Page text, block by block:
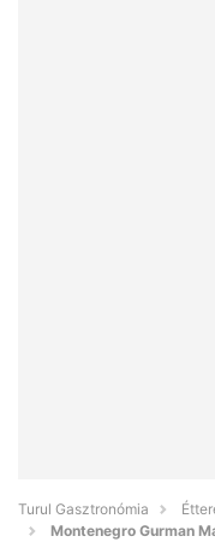
Turul Gasztronómia
Montenegro Gurman